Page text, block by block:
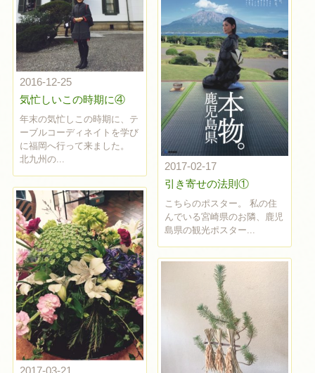
2016-12-25
気忙しいこの時期に④
年末の気忙しこの時期に、テ
ーブルコーディネイトを学び
に福岡へ行って来ました。
北九州の...
2017-02-17
引き寄せの法則①
こちらのポスター。 私の住
んでいる宮崎県のお隣、鹿児
島県の観光ポスター...
2017-03-21